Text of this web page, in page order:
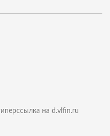
на d.vlfin.ru